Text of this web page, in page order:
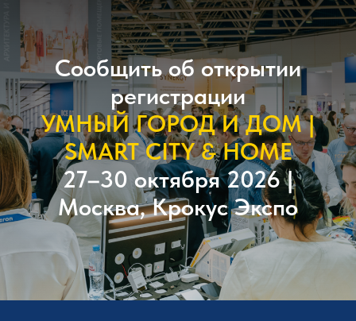
Сообщить об открытии
регистрации
УМНЫЙ ГОРОД И ДОМ |
SMART CITY & HOME
27–30 октября 2026 |
Москва, Крокус Экспо